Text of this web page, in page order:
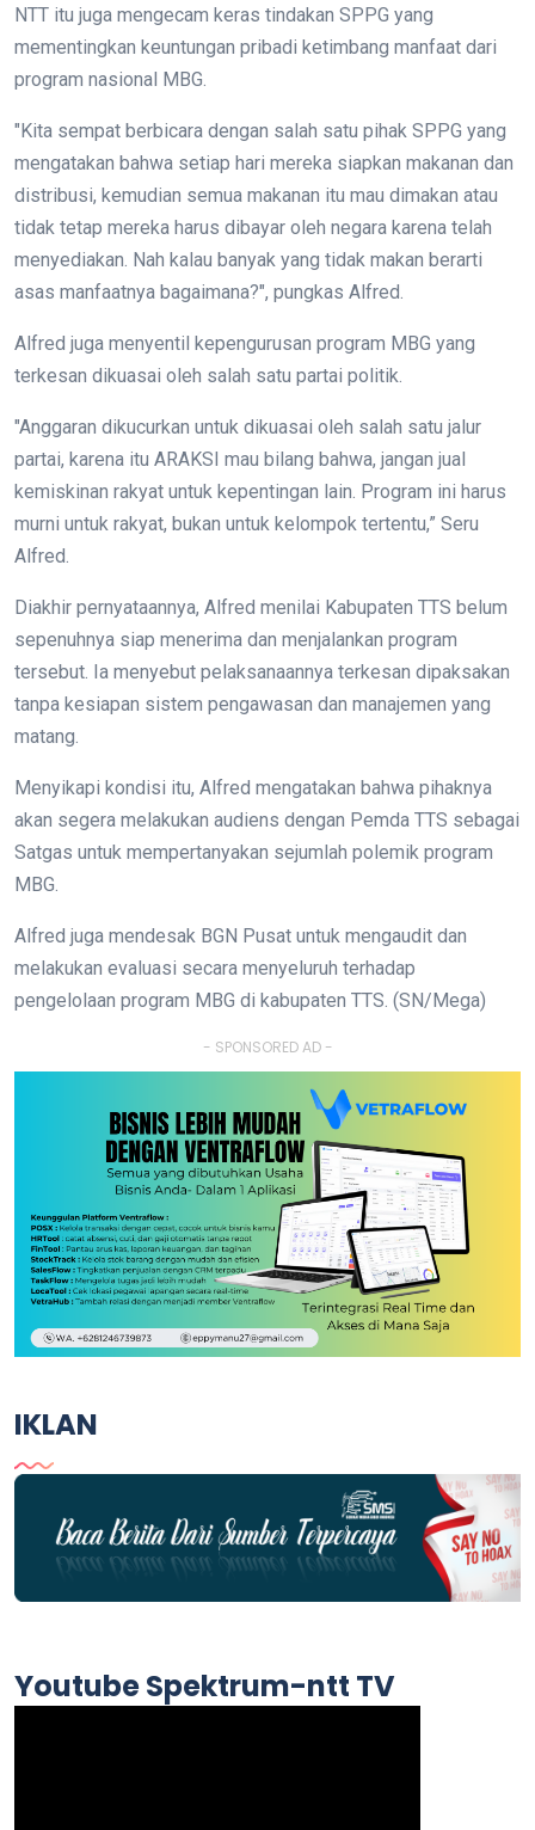
NTT itu juga mengecam keras tindakan SPPG yang
mementingkan keuntungan pribadi ketimbang manfaat dari
program nasional MBG.
"Kita sempat berbicara dengan salah satu pihak SPPG yang
mengatakan bahwa setiap hari mereka siapkan makanan dan
distribusi, kemudian semua makanan itu mau dimakan atau
tidak tetap mereka harus dibayar oleh negara karena telah
menyediakan. Nah kalau banyak yang tidak makan berarti
asas manfaatnya bagaimana?", pungkas Alfred.
Alfred juga menyentil kepengurusan program MBG yang
terkesan dikuasai oleh salah satu partai politik.
"Anggaran dikucurkan untuk dikuasai oleh salah satu jalur
partai, karena itu ARAKSI mau bilang bahwa, jangan jual
kemiskinan rakyat untuk kepentingan lain. Program ini harus
murni untuk rakyat, bukan untuk kelompok tertentu,” Seru
Alfred.
Diakhir pernyataannya, Alfred menilai Kabupaten TTS belum
sepenuhnya siap menerima dan menjalankan program
tersebut. Ia menyebut pelaksanaannya terkesan dipaksakan
tanpa kesiapan sistem pengawasan dan manajemen yang
matang.
Menyikapi kondisi itu, Alfred mengatakan bahwa pihaknya
akan segera melakukan audiens dengan Pemda TTS sebagai
Satgas untuk mempertanyakan sejumlah polemik program
MBG.
Alfred juga mendesak BGN Pusat untuk mengaudit dan
melakukan evaluasi secara menyeluruh terhadap
pengelolaan program MBG di kabupaten TTS. (SN/Mega)
- SPONSORED AD -
IKLAN
Youtube Spektrum-ntt TV